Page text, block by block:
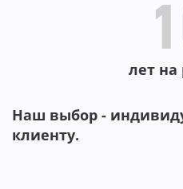
лет на
Наш выбор -
клиенту.